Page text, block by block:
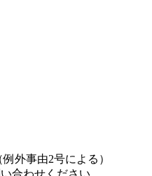
外事由2号による）
合わせください